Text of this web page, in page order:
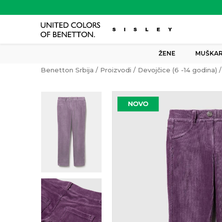
ŽENE
Benetton Srbija Proizvodi Devojčice (6 -14 godina)